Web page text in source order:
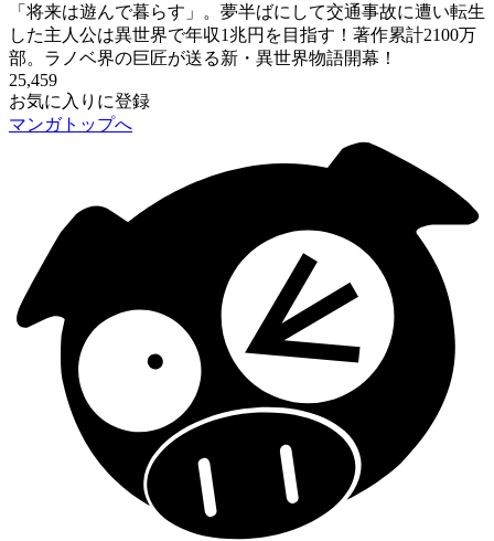
「将来は遊んで暮らす」。夢半ばにして交通事故に遭い転生
した主人公は異世界で年収1兆円を目指す！著作累計2100万
部。ラノベ界の巨匠が送る新・異世界物語開幕！
25,459
お気に入りに登録
マンガトップへ